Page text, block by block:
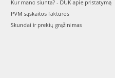
Kur mano siunta? - DUK apie pristatymą
PVM sąskaitos faktūros
Skundai ir prekių grąžinimas